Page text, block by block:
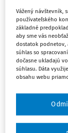
termíne. Vzor
rozhodnutia
VZOR
Príloha
Vážený návštevník,
používateľského
základné
aby sme vás
dostatok podnetov,
súhlas so
dočasne ukladajú
súhlasu. Dáta
obsahu webu